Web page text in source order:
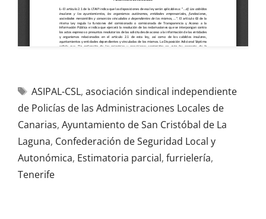
ASIPAL-CSL, asociación sindical independiente
de Policías de las Administraciones Locales de
Canarias, Ayuntamiento de San Cristóbal de La
Laguna, Confederación de Seguridad Local y
Autonómica, Estimatoria parcial, furrielería,
Tenerife